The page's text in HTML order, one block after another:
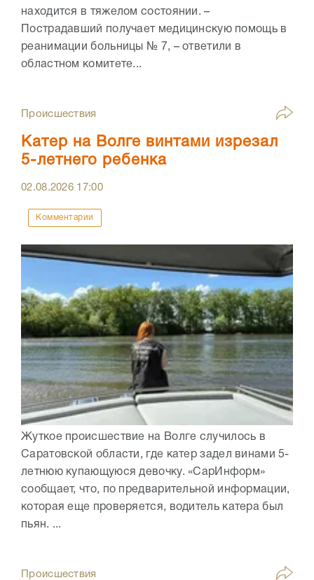
находится в тяжелом состоянии. –
Пострадавший получает медицинскую помощь в
реанимации больницы № 7, – ответили в
областном комитете...
Происшествия
Катер на Волге винтами изрезал
5-летнего ребенка
02.08.2026 17:00
Комментарии
Жуткое происшествие на Волге случилось в
Саратовской области, где катер задел винами 5-
летнюю купающуюся девочку. «СарИнформ»
сообщает, что, по предварительной информации,
которая еще проверяется, водитель катера был
пьян. ...
Происшествия